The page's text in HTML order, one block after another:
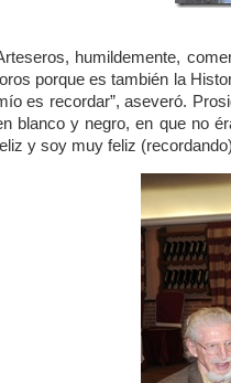
humildemente,
porque es también la
es recordar”, aseveró.
blanco y negro, en que no
y soy muy feliz